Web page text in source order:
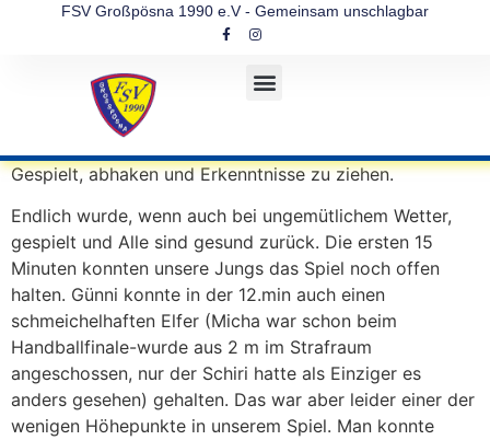
FSV Großpösna 1990 e.V - Gemeinsam unschlagbar
Gespielt, abhaken und Erkenntnisse zu ziehen.
Endlich wurde, wenn auch bei ungemütlichem Wetter,
gespielt und Alle sind gesund zurück. Die ersten 15
Minuten konnten unsere Jungs das Spiel noch offen
halten. Günni konnte in der 12.min auch einen
schmeichelhaften Elfer (Micha war schon beim
Handballfinale-wurde aus 2 m im Strafraum
angeschossen, nur der Schiri hatte als Einziger es
anders gesehen) gehalten. Das war aber leider einer der
wenigen Höhepunkte in unserem Spiel. Man konnte